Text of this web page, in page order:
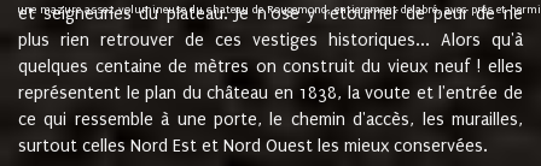
une mazure assez volumineuse du chateau de Rougemond, entierement delabré, avec près et
et seigneuries du plateau. Je n'ose y retourner de peur de ne
plus rien retrouver de ces vestiges historiques... Alors qu'à
quelques centaine de mètres on construit du vieux neuf ! elles
représentent le plan du château en 1838, la voute et l'entrée de
ce qui ressemble à une porte, le chemin d'accès, les murailles,
surtout celles Nord Est et Nord Ouest les mieux conservées.